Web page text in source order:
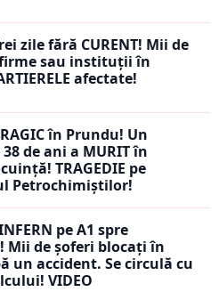
zile fără CURENT! Mii de
sau instituții în
afectate!
în Prundu! Un
38 de ani a MURIT în
TRAGEDIE pe
Petrochimiștilor!
pe A1 spre
Mii de șoferi blocați în
un accident. Se circulă cu
VIDEO